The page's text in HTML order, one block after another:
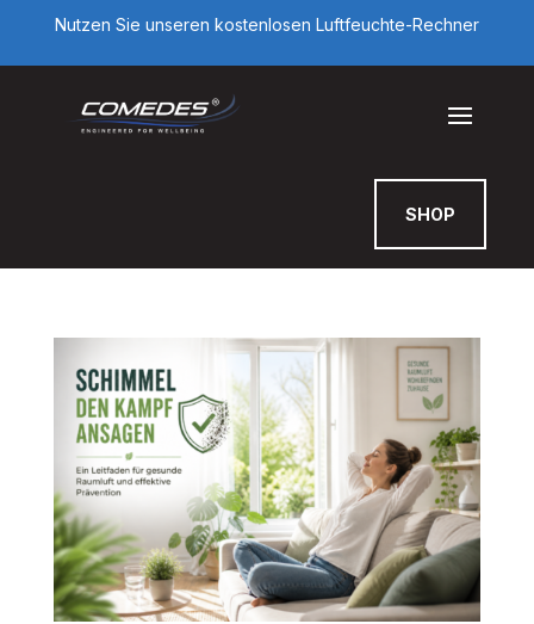
Nutzen Sie unseren kostenlosen Luftfeuchte-Rechner
SHOP